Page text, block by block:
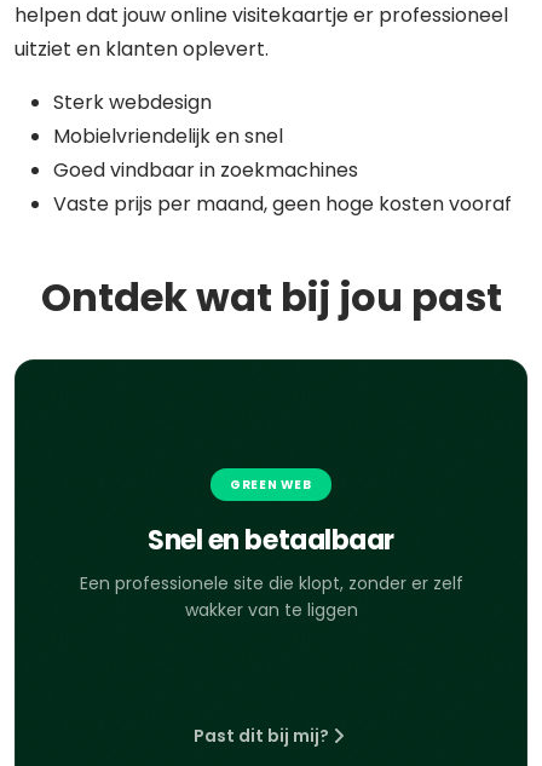
helpen dat jouw online visitekaartje er professioneel
uitziet en klanten oplevert.
Sterk webdesign
Mobielvriendelijk en snel
Goed vindbaar in zoekmachines
Vaste prijs per maand, geen hoge kosten vooraf
Ontdek wat bij jou past
GREEN WEB
Snel en betaalbaar
Een professionele site die klopt, zonder er zelf
wakker van te liggen
Past dit bij mij?